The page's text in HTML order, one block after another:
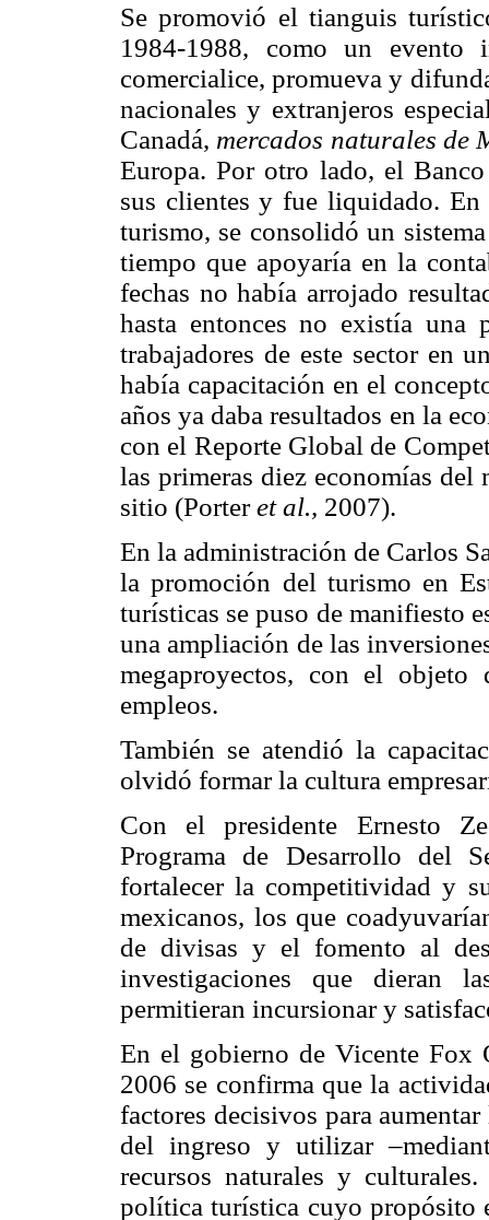
Se promovió el tianguis
1984-1988, como un evento
comercialice, promueva y
nacionales y extranjeros
Canadá, mercados naturales de
Europa. Por otro lado, el
sus clientes y fue liquidado.
turismo, se consolidó un
tiempo que apoyaría en la
fechas no había arrojado
hasta entonces no existía una
trabajadores de este sector en
había capacitación en el
años ya daba resultados en la
con el Reporte Global de
las primeras diez economías
sitio (Porteret al., 2007).
En la administración de Carlos
la promoción del turismo en
turísticas se puso de manifiesto
una ampliación de las
megaproyectos, con el
empleos.
También se atendió la
olvidó formar la cultura
Con el presidente Ernesto
Programa de Desarrollo del
fortalecer la competitividad y
mexicanos, los que
de divisas y el fomento al
investigaciones que dieran
permitieran incursionar y
En el gobierno de Vicente Fox
2006 se confirma que la
factores decisivos para
del ingreso y utilizar
recursos naturales y
política turística cuyo propósito